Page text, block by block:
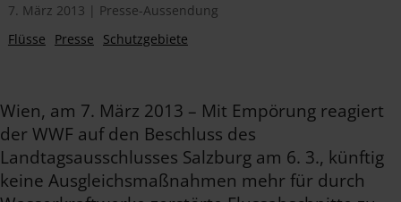
7. März 2013 | Presse-Aussendung
Flüsse
Presse Schutzgebiete
Wien, am 7. März 2013 – Mit Empörung reagiert
der WWF auf den Beschluss des
Landtagsausschlusses Salzburg am 6. 3., künftig
keine Ausgleichsmaßnahmen mehr für durch